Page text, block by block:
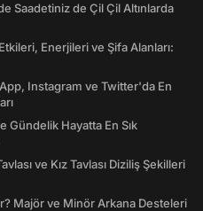
Saadetiniz de Çil Çil Altınlarda
Enerjileri ve Şifa Alanları:
Instagram ve Twitter'da En
Gündelik Hayatta En Sık
ve Kız Tavlası Diziliş Şekilleri
Majör ve Minör Arkana Desteleri